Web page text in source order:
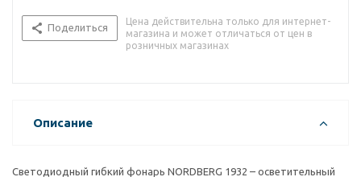
Поделиться
Цена действительна только для интернет-
магазина и может отличаться от цен в
розничных магазинах
Описание
Светодиодный гибкий фонарь NORDBERG 1932 – осветительный